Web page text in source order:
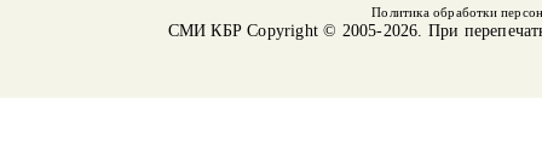
Политика обработки
СМИ КБРCopyright © 2005-2026. При